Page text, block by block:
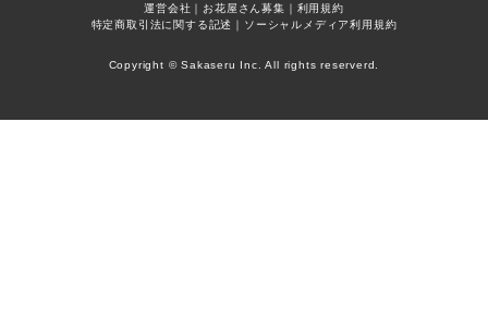
運営会社 ｜ お花屋さん募集 ｜ 利用規約
特定商取引法に関する記述 ｜ ソーシャルメディア利用規約
Copyright © Sakaseru Inc. All rights reserverd.